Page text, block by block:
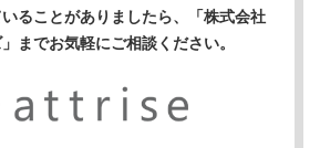
ることがありましたら、「株式会社
までお気軽にご相談ください。